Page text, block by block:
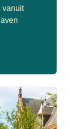
vanuit